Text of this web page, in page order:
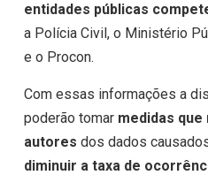
entidades públicas
a Polícia Civil, o Ministério
e o Procon.
Com essas informações a
poderão tomar medidas
autores dos dados
diminuir a taxa de